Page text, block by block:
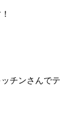
チンさんでテ